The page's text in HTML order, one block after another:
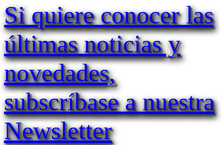
Si quiere conocer las
últimas noticias y
novedades,
subscríbase a nuestra
Newsletter